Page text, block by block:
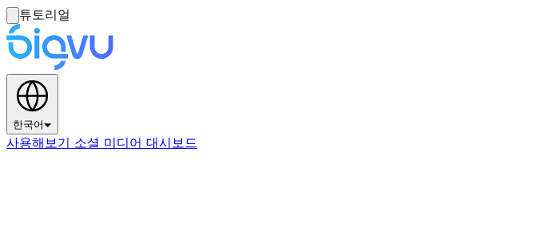
튜토리얼
한국어
사용해보기 소셜 미디어 대시보드